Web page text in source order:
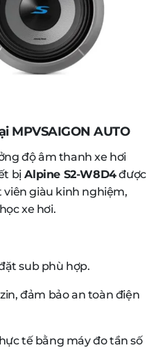
MPVSAIGON AUTO
độ âm thanh xe hơi
bịAlpine S2-W8D4được
giàu kinh nghiệm,
xe hơi.
sub phù hợp.
đảm bảo an toàn điện
tế bằng máy đo tần số